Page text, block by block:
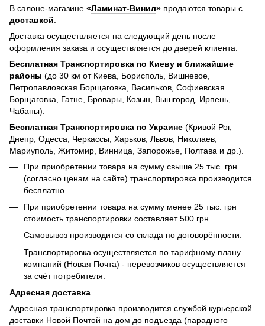
В салоне-магазине «Ламинат-Винил» продаются товары с
доставкой
Доставка осуществляется на следующий день после
оформления заказа и осуществляется до дверей клиента.
Бесплатная Транспортировка по Киеву и ближайшие
районы (до 30 км от Киева, Борисполь, Вишневое,
Петропавловская Борщаговка, Васильков, Софиевская
Борщаговка, Гатне, Бровары, Козын, Вышгород, Ирпень,
Чабаны).
Бесплатная Транспортировка по Украине (Кривой Рог,
Днепр, Одесса, Черкассы, Харьков, Львов, Николаев,
Мариуполь, Житомир, Винница, Запорожье, Полтава и др.).
При приобретении товара на сумму свыше 25 тыс. грн
(согласно ценам на сайте) транспортировка производится
бесплатно.
При приобретении товара на сумму менее 25 тыс. грн
стоимость транспортировки составляет 500 грн.
Самовывоз производится со склада по договорённости.
Транспортировка осуществляется по тарифному плану
компаний (Новая Почта) - перевозчиков осуществляется
за счёт потребителя.
Адресная доставка
Адресная транспортировка производится службой курьерской
доставки Новой Почтой на дом до подъезда (парадного